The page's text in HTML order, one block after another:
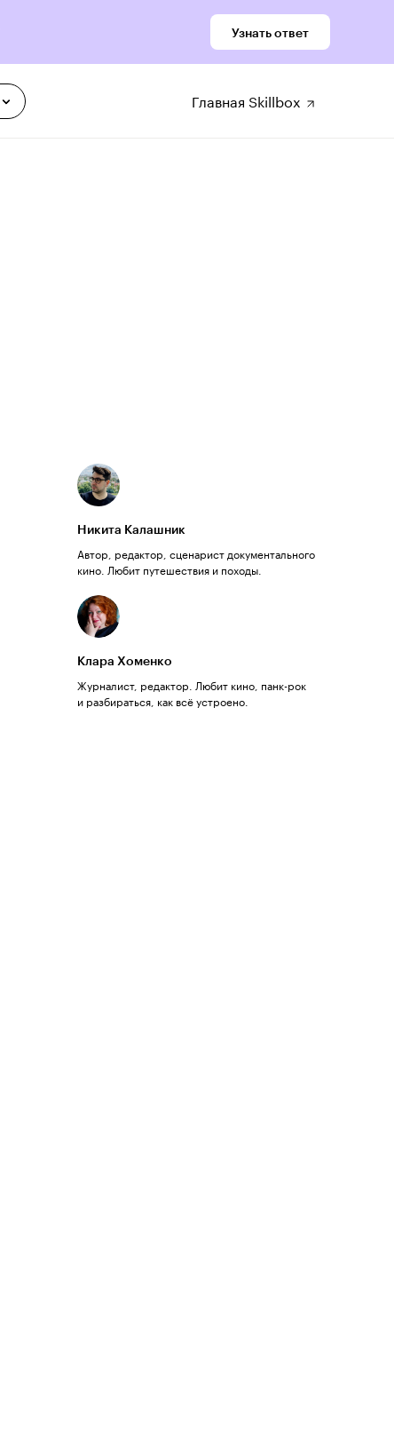
Узнать ответ
Главная Skillbox
Никита Калашник
Автор, редактор, сценарист документального
кино. Любит путешествия и походы.
Клара Хоменко
Журналист, редактор. Любит кино, панк-рок
и разбираться, как всё устроено.